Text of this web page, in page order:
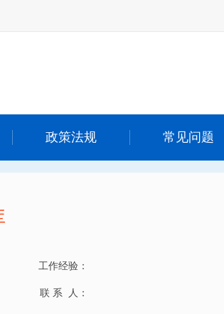
政策法规 常见问题
工作经验：
联 系 人：